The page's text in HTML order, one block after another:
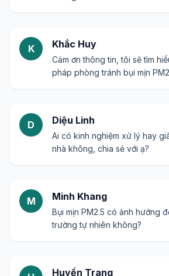
K Khắc Huy
Cảm ơn thông tin, tôi sẽ tìm
pháp phòng tránh bụi mịn
D Diệu Linh
Ai có kinh nghiệm xử lý hay
nhà không, chia sẻ với ạ?
M Minh Khang
Bụi mịn PM2.5 có ảnh hưởng
trường tự nhiên không?
Huyền Trang